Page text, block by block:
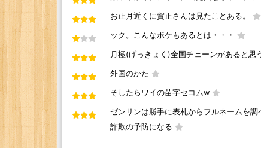
お正月近くに賀正さんは見たことある。
ック。こんなボケもあるとは・・・
月極(げっきょく)全国チェーンがあると思
外国のかた
そしたらワイの苗字セコムw
ゼンリンは勝手に表札からフルネームを
詐欺の予防になる